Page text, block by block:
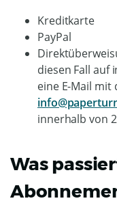
Kreditkarte
PayPal
diesen Fall auf
eine E-Mail mit
innerhalb von
Was